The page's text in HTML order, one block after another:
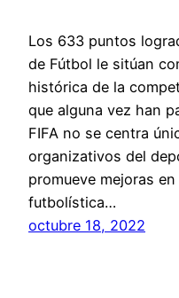
Los 633 puntos
de Fútbol le sitúan
histórica de la
que alguna vez han
FIFA no se centra
organizativos del
promueve mejoras
futbolística…
octubre 18, 2022